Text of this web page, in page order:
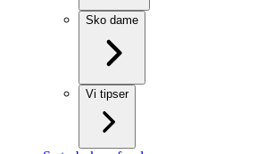
Sko dame
Vi tipser